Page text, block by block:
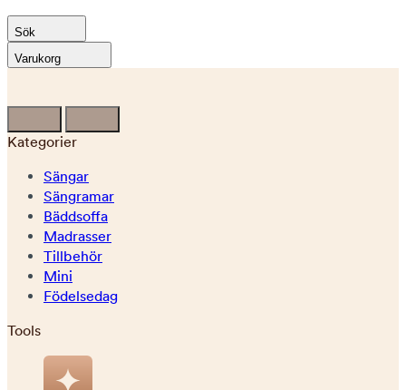
Sök
Varukorg
Kategorier
Sängar
Sängramar
Bäddsoffa
Madrasser
Tillbehör
Mini
Födelsedag
Tools